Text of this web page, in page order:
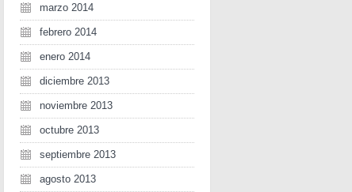
marzo 2014
febrero 2014
enero 2014
diciembre 2013
noviembre 2013
octubre 2013
septiembre 2013
agosto 2013